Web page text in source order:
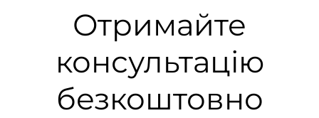
Отримайте
консультацію
безкоштовно